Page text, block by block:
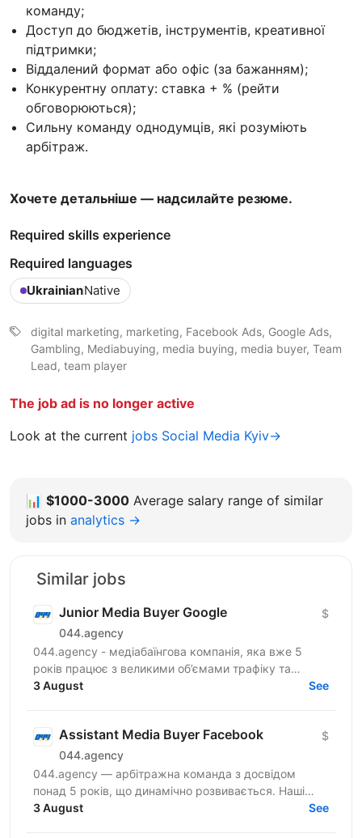
команду;
Доступ до бюджетів, інструментів, креативної
підтримки;
Віддалений формат або офіс (за бажанням);
Конкурентну оплату: ставка + % (рейти
обговорюються);
Сильну команду однодумців, які розуміють
арбітраж.
Хочете детальніше — надсилайте резюме.
Required skills experience
Required languages
UkrainianNative
digital marketing, marketing, Facebook Ads, Google Ads,
Gambling, Mediabuying, media buying, media buyer, Team
Lead, team player
The job ad is no longer active
Look at the current jobs Social Media Kyiv→
📊 $1000-3000 Average salary range of similar
jobs in analytics →
Similar jobs
Junior Media Buyer Google
044.agency
$
044.agency - медіабаїнгова компанія, яка вже 5
років працює з великими об’ємами трафіку та
топовими оферами ринку. За цей час змогли
3 August See
Assistant Media Buyer Facebook
044.agency
$
044.agency — арбітражна команда з досвідом
понад 5 років, що динамічно розвивається. Наші
співробітники — наша головна цінність, тому ми
3 August See